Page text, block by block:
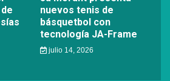
nuevos tenis de
básquetbol con
tecnología JA-Frame
julio 14, 2026